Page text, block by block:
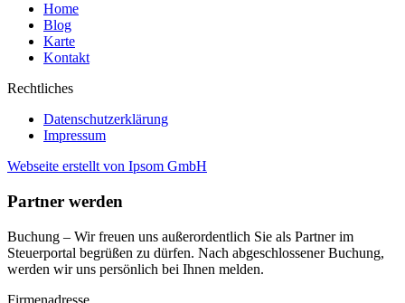
Home
Blog
Karte
Kontakt
Rechtliches
Datenschutzerklärung
Impressum
Webseite erstellt von Ipsom GmbH
Partner werden
Buchung – Wir freuen uns außerordentlich Sie als Partner im
Steuerportal begrüßen zu dürfen. Nach abgeschlossener Buchung,
werden wir uns persönlich bei Ihnen melden.
Firmenadresse